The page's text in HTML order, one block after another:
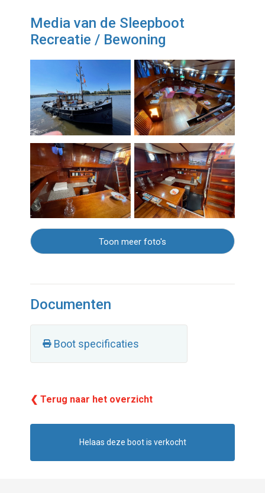
Media van de Sleepboot
Recreatie / Bewoning
Toon meer foto's
Documenten
Boot specificaties
❮ Terug naar het overzicht
Helaas deze boot is verkocht